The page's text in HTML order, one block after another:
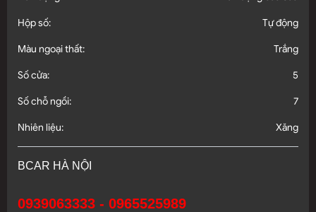
Hộp số: Tự động
Màu ngoại thất: Trắng
Số cửa: 5
Số chỗ ngồi: 7
Nhiên liệu: Xăng
BCAR HÀ NỘI
0939063333 - 0965525989